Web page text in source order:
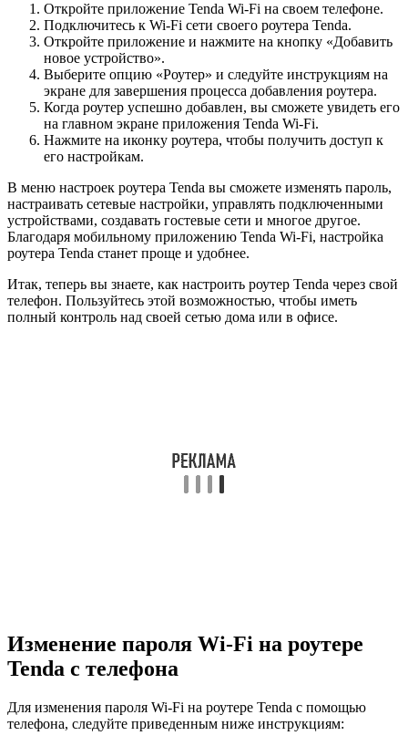
Откройте приложение Tenda Wi-Fi на своем телефоне.
Подключитесь к Wi-Fi сети своего роутера Tenda.
Откройте приложение и нажмите на кнопку «Добавить
новое устройство».
Выберите опцию «Роутер» и следуйте инструкциям на
экране для завершения процесса добавления роутера.
Когда роутер успешно добавлен, вы сможете увидеть его
на главном экране приложения Tenda Wi-Fi.
Нажмите на иконку роутера, чтобы получить доступ к
его настройкам.
В меню настроек роутера Tenda вы сможете изменять пароль,
настраивать сетевые настройки, управлять подключенными
устройствами, создавать гостевые сети и многое другое.
Благодаря мобильному приложению Tenda Wi-Fi, настройка
роутера Tenda станет проще и удобнее.
Итак, теперь вы знаете, как настроить роутер Tenda через свой
телефон. Пользуйтесь этой возможностью, чтобы иметь
полный контроль над своей сетью дома или в офисе.
Изменение пароля Wi-Fi на роутере
Tenda с телефона
Для изменения пароля Wi-Fi на роутере Tenda с помощью
телефона, следуйте приведенным ниже инструкциям: